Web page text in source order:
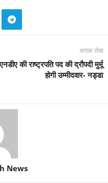
अगला लेख
एनडीए की राष्ट्रपति पद की द्रौपदी मुर्मू
होगी उम्मीदवार- नड्डा
News